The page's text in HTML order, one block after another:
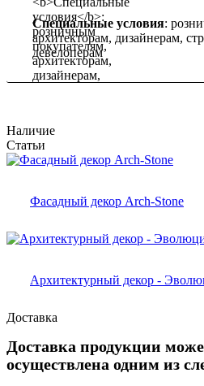
Специальные условия:
архитекторам, дизайнерам,
девелоперам
Наличие
Статьи
Фасадный декор Arch-Stone
Архитектурный декор -
Доставка
Доставка продукции
осуществлена одним из